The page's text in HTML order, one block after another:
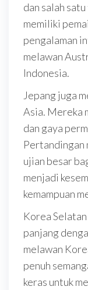
dan salah
memiliki
pengalaman
melawan
Indonesia.
Jepang juga
Asia. Mereka
dan gaya
Pertandingan
ujian besar
menjadi
kemampuan
Korea
panjang
melawan
penuh
keras untuk